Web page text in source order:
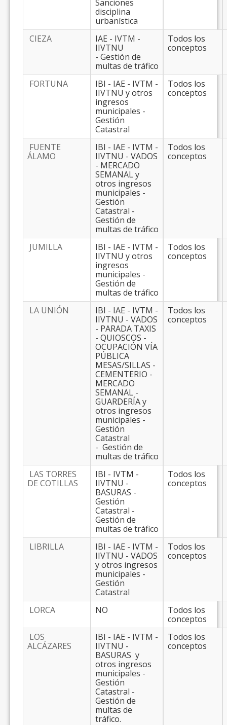
Sanciones
disciplina
urbanística
CIEZA
IAE - IVTM -
IIVTNU
- Gestión de
multas de tráfico
Todos los
conceptos
FORTUNA
IBI - IAE - IVTM -
IIVTNU y otros
ingresos
municipales -
Gestión
Catastral
Todos los
conceptos
FUENTE
ÁLAMO
IBI - IAE - IVTM -
IIVTNU - VADOS
- MERCADO
SEMANAL y
otros ingresos
municipales -
Gestión
Catastral -
Gestión de
multas de tráfico
Todos los
conceptos
JUMILLA
IBI - IAE - IVTM -
IIVTNU y otros
ingresos
municipales -
Gestión de
multas de tráfico
Todos los
conceptos
LA UNIÓN
IBI - IAE - IVTM -
IIVTNU - VADOS
- PARADA TAXIS
- QUIOSCOS -
OCUPACIÓN VÍA
PÚBLICA
MESAS/SILLAS -
CEMENTERIO -
MERCADO
SEMANAL -
GUARDERÍA y
otros ingresos
municipales -
Gestión
Catastral
- Gestión de
multas de tráfico
Todos los
conceptos
LAS TORRES
DE COTILLAS
IBI - IVTM -
IIVTNU -
BASURAS -
Gestión
Catastral -
Gestión de
multas de tráfico
Todos los
conceptos
LIBRILLA
IBI - IAE - IVTM -
IIVTNU - VADOS
y otros ingresos
municipales -
Gestión
Catastral
Todos los
conceptos
LORCA NO
Todos los
conceptos
LOS
ALCÁZARES
IBI - IAE - IVTM -
IIVTNU -
BASURAS y
otros ingresos
municipales -
Gestión
Catastral -
Gestión de
multas de
tráfico.
Todos los
conceptos